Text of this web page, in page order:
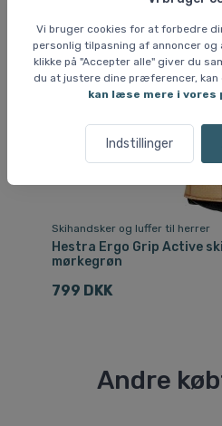
Vi bruger cookies for at forbedre
personlig tilpasning af annoncer
klikke på "Accepter alle" giver du
du at justere dine præferencer, kan
kan læse mere i
Indstillinger
Skihandsker og luffer til herrer
Hestra Ergo Grip Active
mørkegrøn
799 DKK
Andre